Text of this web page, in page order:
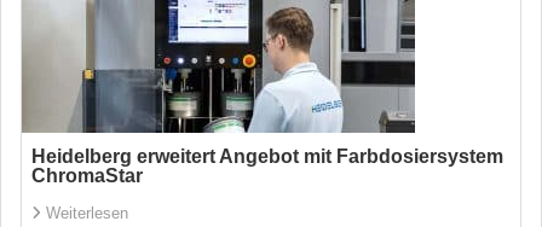
Heidelberg erweitert Angebot mit Farbdosiersystem
ChromaStar
Weiterlesen